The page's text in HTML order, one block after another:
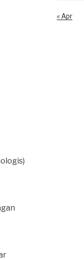
« Apr